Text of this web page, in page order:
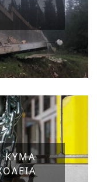
ΚΥΜΑ